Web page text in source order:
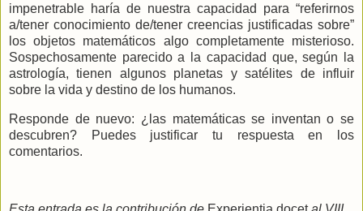
impenetrable haría de nuestra capacidad para “referirnos
a/tener conocimiento de/tener creencias justificadas sobre”
los objetos matemáticos algo completamente misterioso.
Sospechosamente parecido a la capacidad que, según la
astrología, tienen algunos planetas y satélites de influir
sobre la vida y destino de los humanos.
Responde de nuevo: ¿las matemáticas se inventan o se
descubren? Puedes justificar tu respuesta en los
comentarios.